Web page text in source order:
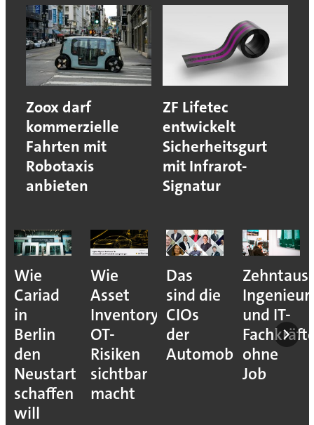
Zoox darf
kommerzielle
Fahrten mit
Robotaxis
anbieten
ZF Lifetec
entwickelt
Sicherheitsgurt
mit Infrarot-
Signatur
Wie
Cariad
in
Berlin
den
Neustart
schaffen
will
Wie
Asset
Inventory
OT-
Risiken
sichtbar
macht
Das
sind die
CIOs
der
Automobilindustrie
und IT-
ohne
Job